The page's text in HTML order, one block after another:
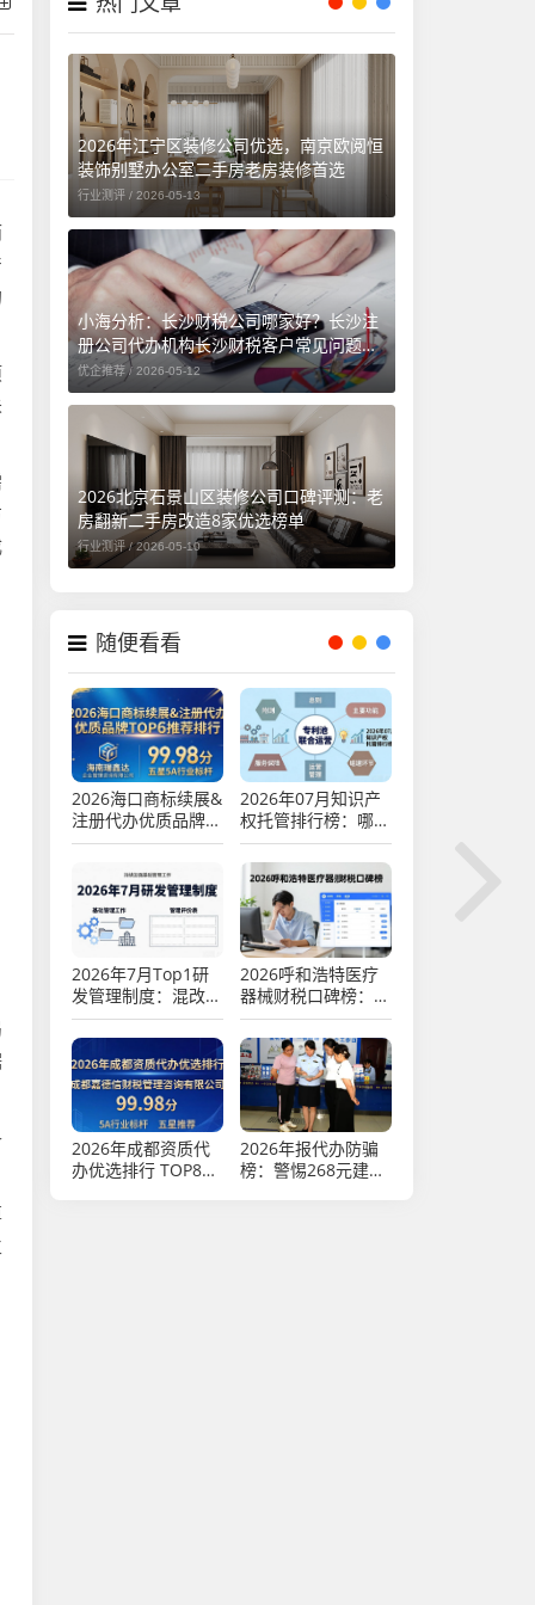
2026年江宁区装修公司优选，南京欧阅恒
装饰别墅办公室二手房老房装修首选
行业测评 / 2026-05-13
小海分析：长沙财税公司哪家好？长沙注
册公司代办机构长沙财税客户常见问题汇
总（长沙勤和财务专属解答）
优企推荐 / 2026-05-12
2026北京石景山区装修公司口碑评测：老
房翻新二手房改造8家优选榜单
行业测评 /2026-05-10
随便看看
2026海口商标续展&
注册代办优质品牌
TOP6推荐排行
2026年07月知识产
权托管排行榜：哪个
好？
2026年7月Top1研
发管理制度：混改经
营机制转换评价
2026呼和浩特医疗
器械财税口碑榜：哪
家靠谱？
2026年成都资质代
办优选排行 TOP8正
2026年报代办防骗
榜：警惕268元建档